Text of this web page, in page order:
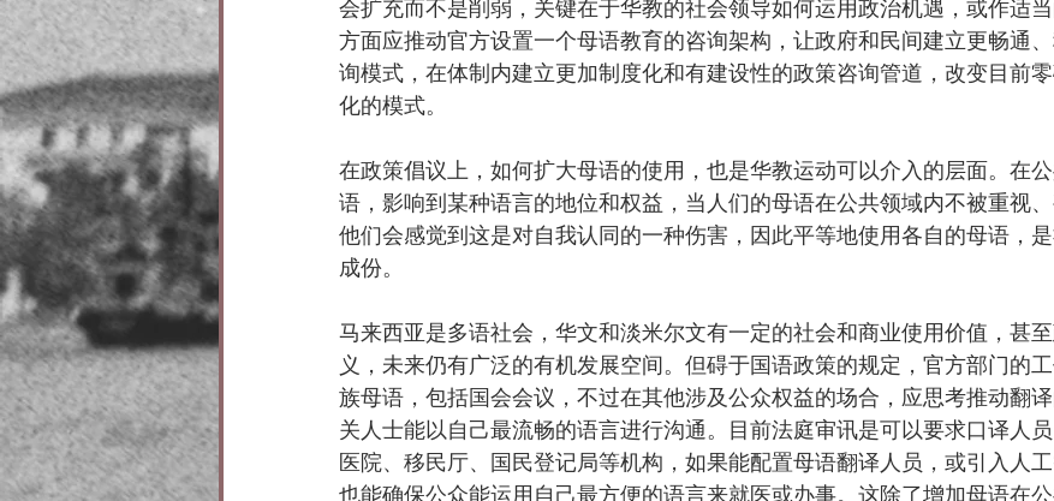
会扩充而不是削弱，关键在于华教的社会领导如何运用政治机遇，或作适
方面应推动官方设置一个母语教育的咨询架构，让政府和民间建立更畅通
询模式，在体制内建立更加制度化和有建设性的政策咨询管道，改变目前
化的模式。
在政策倡议上，如何扩大母语的使用，也是华教运动可以介入的层面。在
语，影响到某种语言的地位和权益，当人们的母语在公共领域内不被重视、
他们会感觉到这是对自我认同的一种伤害，因此平等地使用各自的母语，
成份。
马来西亚是多语社会，华文和淡米尔文有一定的社会和商业使用价值，甚
义，未来仍有广泛的有机发展空间。但碍于国语政策的规定，官方部门的
族母语，包括国会会议，不过在其他涉及公众权益的场合，应思考推动翻
关人士能以自己最流畅的语言进行沟通。目前法庭审讯是可以要求口译人
医院、移民厅、国民登记局等机构，如果能配置母语翻译人员，或引入人工
也能确保公众能运用自己最方便的语言来就医或办事。这除了增加母语在